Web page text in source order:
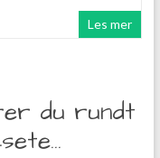
Les mer
du rundt